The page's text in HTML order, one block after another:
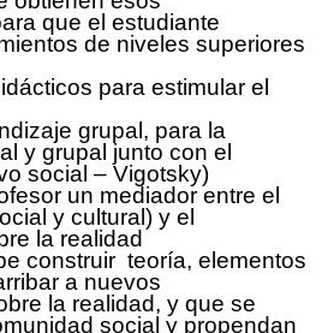
que el estudiante
de niveles superiores
para estimular el
grupal, para la
y grupal junto con el
social – Vigotsky)
un mediador entre el
y cultural) y el
la realidad
construir teoría, elementos
a nuevos
la realidad, y que se
social y propendan